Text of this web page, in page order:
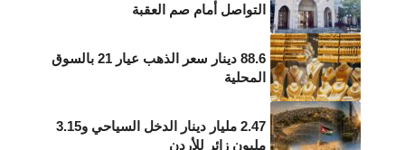
التواصل أمام صم العقبة
88.6 دينار سعر الذهب عيار 21 بالسوق
المحلية
2.47 مليار دينار الدخل السياحي و3.15
مليون زائر للأردن